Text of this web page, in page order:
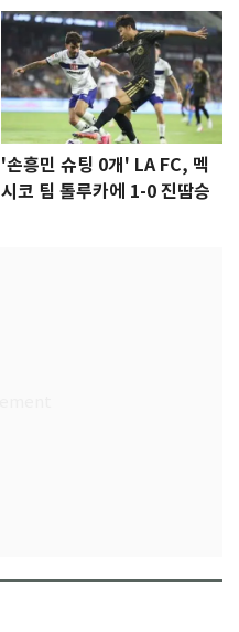
'손흥민 슈팅 0개' LA FC, 멕
시코 팀 톨루카에 1-0 진땀승